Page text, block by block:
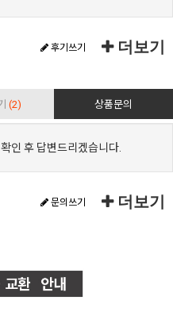
후기쓰기 더보기
(2) 상품문의
인 후 답변드리겠습니다.
문의쓰기 더보기